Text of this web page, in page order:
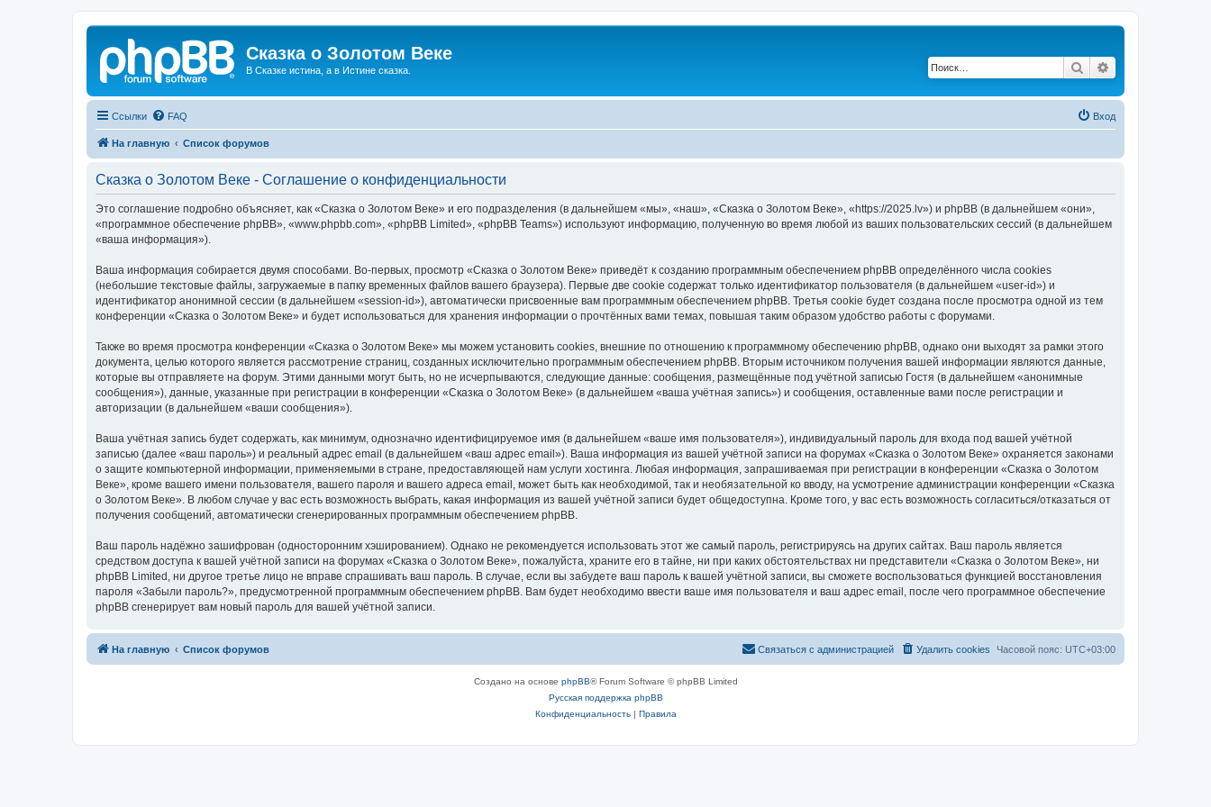
Сказка о Золотом Веке
В Сказке истина, а в Истине сказка. Поиск
Ссылки FAQ Вход
На главную Список форумов
Сказка о Золотом Веке - Соглашение о конфиденциальности
Это соглашение подробно объясняет, как «Сказка о Золотом Веке» и его подразделения (в дальнейшем «мы», «наш», «Сказка о Золотом Веке», «https://2025.lv») и phpBB (в дальнейшем «они»,
«программное обеспечение phpBB», «www.phpbb.com», «phpBB Limited», «phpBB Teams») используют информацию, полученную во время любой из ваших пользовательских сессий (в дальнейшем
«ваша информация»).
Ваша информация собирается двумя способами. Во-первых, просмотр «Сказка о Золотом Веке» приведёт к созданию программным обеспечением phpBB определённого числа cookies
(небольшие текстовые файлы, загружаемые в папку временных файлов вашего браузера). Первые две cookie содержат только идентификатор пользователя (в дальнейшем «user-id») и
идентификатор анонимной сессии (в дальнейшем «session-id»), автоматически присвоенные вам программным обеспечением phpBB. Третья cookie будет создана после просмотра одной из тем
конференции «Сказка о Золотом Веке» и будет использоваться для хранения информации о прочтённых вами темах, повышая таким образом удобство работы с форумами.
Также во время просмотра конференции «Сказка о Золотом Веке» мы можем установить cookies, внешние по отношению к программному обеспечению phpBB, однако они выходят за рамки этого
документа, целью которого является рассмотрение страниц, созданных исключительно программным обеспечением phpBB. Вторым источником получения вашей информации являются данные,
которые вы отправляете на форум. Этими данными могут быть, но не исчерпываются, следующие данные: сообщения, размещённые под учётной записью Гостя (в дальнейшем «анонимные
сообщения»), данные, указанные при регистрации в конференции «Сказка о Золотом Веке» (в дальнейшем «ваша учётная запись») и сообщения, оставленные вами после регистрации и
авторизации (в дальнейшем «ваши сообщения»).
Ваша учётная запись будет содержать, как минимум, однозначно идентифицируемое имя (в дальнейшем «ваше имя пользователя»), индивидуальный пароль для входа под вашей учётной
записью (далее «ваш пароль») и реальный адрес email (в дальнейшем «ваш адрес email»). Ваша информация из вашей учётной записи на форумах «Сказка о Золотом Веке» охраняется законами
о защите компьютерной информации, применяемыми в стране, предоставляющей нам услуги хостинга. Любая информация, запрашиваемая при регистрации в конференции «Сказка о Золотом
Веке», кроме вашего имени пользователя, вашего пароля и вашего адреса email, может быть как необходимой, так и необязательной ко вводу, на усмотрение администрации конференции «Сказка
о Золотом Веке». В любом случае у вас есть возможность выбрать, какая информация из вашей учётной записи будет общедоступна. Кроме того, у вас есть возможность согласиться/отказаться от
получения сообщений, автоматически сгенерированных программным обеспечением phpBB.
Ваш пароль надёжно зашифрован (односторонним хэшированием). Однако не рекомендуется использовать этот же самый пароль, регистрируясь на других сайтах. Ваш пароль является
средством доступа к вашей учётной записи на форумах «Сказка о Золотом Веке», пожалуйста, храните его в тайне, ни при каких обстоятельствах ни представители «Сказка о Золотом Веке», ни
phpBB Limited, ни другое третье лицо не вправе спрашивать ваш пароль. В случае, если вы забудете ваш пароль к вашей учётной записи, вы сможете воспользоваться функцией восстановления
пароля «Забыли пароль?», предусмотренной программным обеспечением phpBB. Вам будет необходимо ввести ваше имя пользователя и ваш адрес email, после чего программное обеспечение
phpBB сгенерирует вам новый пароль для вашей учётной записи.
На главную Список форумов Часовой пояс: UTC+03:00
Удалить cookies
Связаться с администрацией
Создано на основе phpBB® Forum Software © phpBB Limited
Русская поддержка phpBB
Конфиденциальность| Правила